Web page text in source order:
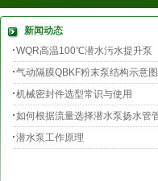
新闻动态
WQR高温100℃潜水污水提升泵
气动隔膜QBKF粉末泵结构示意图
机械密封件选型常识与使用
如何根据流量选择潜水泵扬水管
潜水泵工作原理